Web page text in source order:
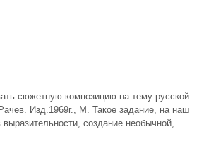
сюжетную композицию на тему русской
Изд.1969г., М. Такое задание, на наш
создание необычной,